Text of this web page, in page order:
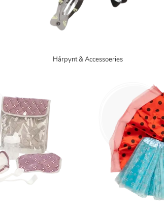
Hårpynt & Accessoeries